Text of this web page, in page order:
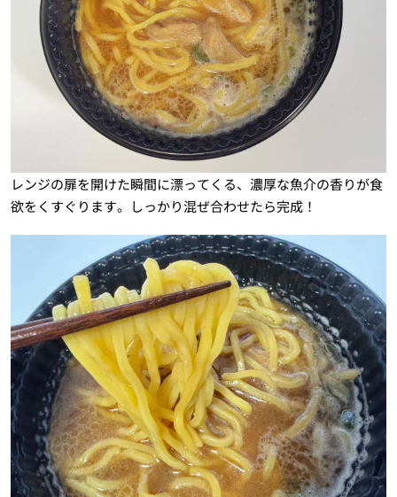
レンジの扉を開けた瞬間に漂ってくる、濃厚な魚介の香りが食
欲をくすぐります。しっかり混ぜ合わせたら完成！